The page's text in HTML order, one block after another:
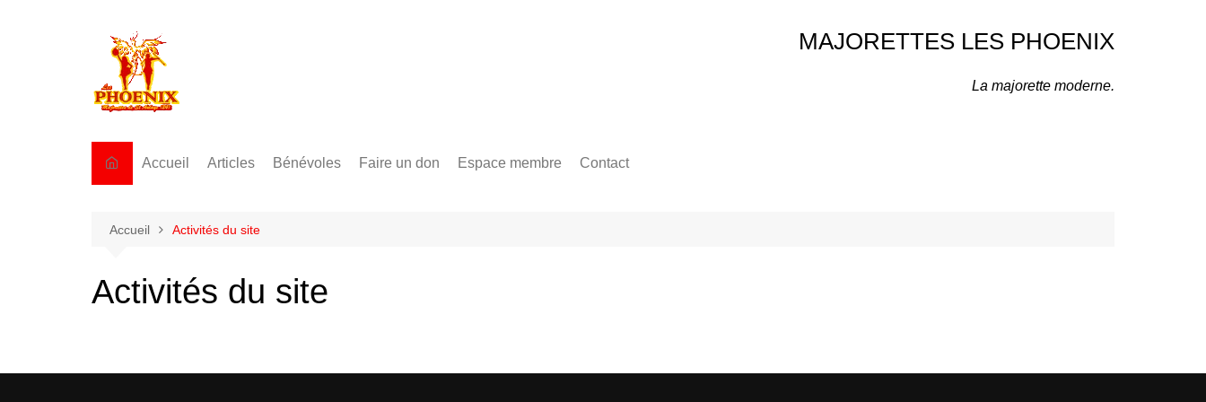
MAJORETTES LES PHOENIX
La majorette moderne.
Accueil Articles Bénévoles Faire un don Espace membre Contact
Accueil Activités du site
Activités du site